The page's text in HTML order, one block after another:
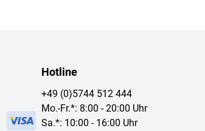
Hotline
+49 (0)5744 512 444
Mo.-Fr.*: 8:00 - 20:00 Uhr
Sa.*: 10:00 - 16:00 Uhr